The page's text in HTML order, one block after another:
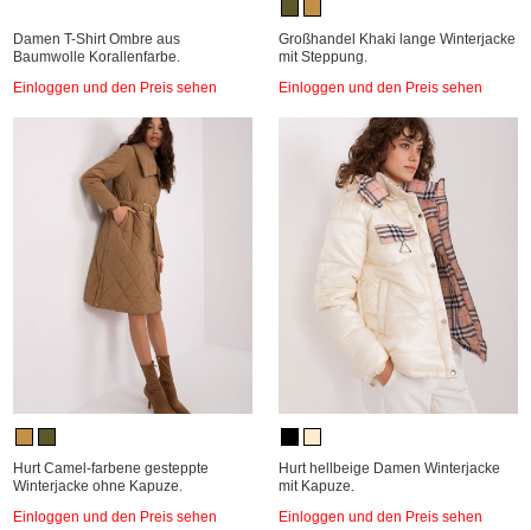
Damen T-Shirt Ombre aus
Baumwolle Korallenfarbe.
Einloggen und den Preis sehen
Großhandel Khaki lange Winterjacke
mit Steppung.
Einloggen und den Preis sehen
Hurt Camel-farbene gesteppte
Winterjacke ohne Kapuze.
Einloggen und den Preis sehen
Hurt hellbeige Damen Winterjacke
mit Kapuze.
Einloggen und den Preis sehen